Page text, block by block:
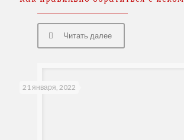
Читать далее
21 января, 2022